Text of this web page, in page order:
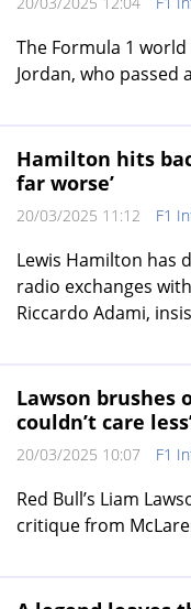
The Formula 1
Jordan, who passed
Hamilton hits
far worse’
20/03/2025 11:12 F1
Lewis Hamilton has
radio exchanges
Riccardo Adami,
Lawson brushes
couldn’t care
20/03/2025 10:07 F1
Red Bull’s Liam
critique from